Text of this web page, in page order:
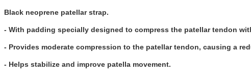
Black neoprene patellar strap.
- With padding specially designed to compress the patellar tendon
- Provides moderate compression to the patellar tendon, causing a
- Helps stabilize and improve patella movement.